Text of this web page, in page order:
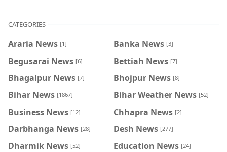
CATEGORIES
Araria News [1] Banka News [3]
Begusarai News [6] Bettiah News [7]
Bhagalpur News [7] Bhojpur News [8]
Bihar News [1867] Bihar Weather News [52]
Business News [12] Chhapra News [2]
Darbhanga News [28] Desh News [277]
Dharmik News [52] Education News [24]